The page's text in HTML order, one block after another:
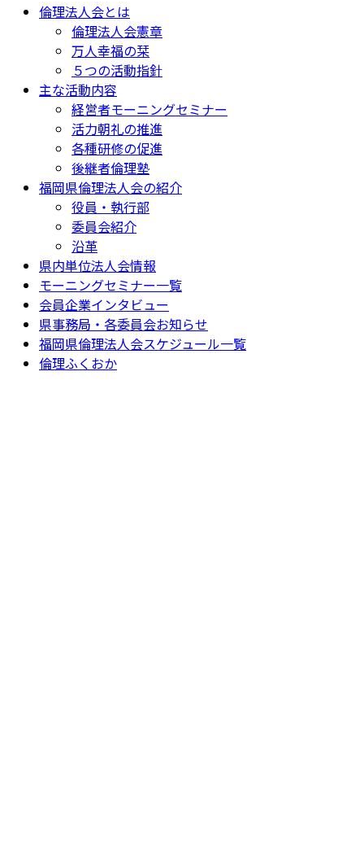
倫理法人会とは
倫理法人会憲章
万人幸福の栞
５つの活動指針
主な活動内容
経営者モーニングセミナー
活力朝礼の推進
各種研修の促進
後継者倫理塾
福岡県倫理法人会の紹介
役員・執行部
委員会紹介
沿革
県内単位法人会情報
モーニングセミナー一覧
会員企業インタビュー
県事務局・各委員会お知らせ
福岡県倫理法人会スケジュール一覧
倫理ふくおか